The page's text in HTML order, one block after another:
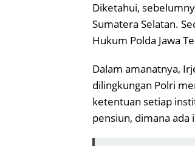
Diketahui,
Sumatera Selatan.
Hukum Polda Jawa
Dalam amanatnya,
dilingkungan Polri
ketentuan setiap
pensiun, dimana